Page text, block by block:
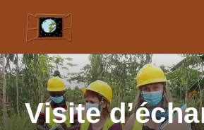
Visite